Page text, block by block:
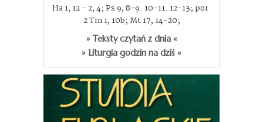
Ha 1, 12 - 2, 4; Ps 9, 8-9. 10-11. 12-13; por.
2 Tm 1, 10b; Mt 17, 14-20;
» Teksty czytań z dnia «
» Liturgia godzin na dziś «